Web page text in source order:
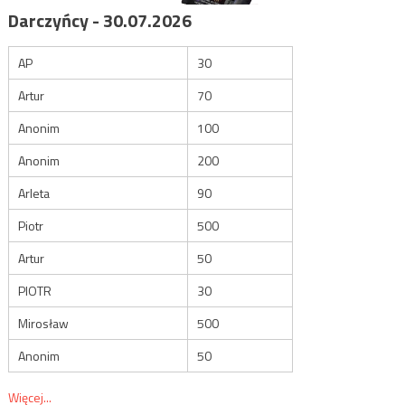
Darczyńcy - 30.07.2026
AP
30
Artur
70
Anonim
100
Anonim
200
Arleta
90
Piotr
500
Artur
50
PIOTR
30
Mirosław
500
Anonim
50
Więcej...